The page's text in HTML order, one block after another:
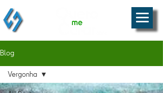
Blog
Vergonha